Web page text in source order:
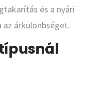
és a nyári
árkülönbséget.